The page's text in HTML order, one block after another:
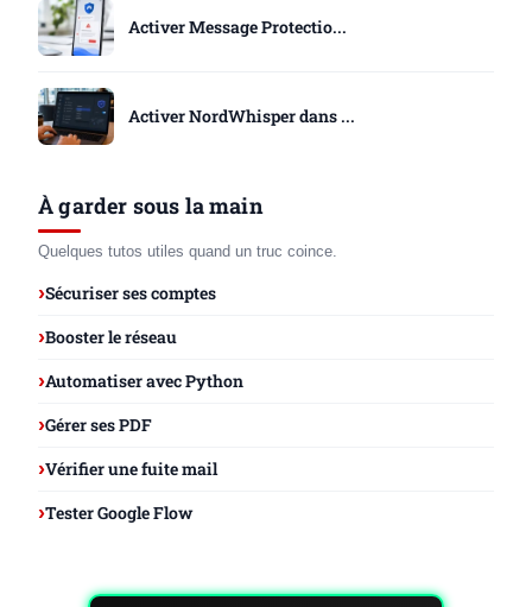
Activer Message Protectio...
Activer NordWhisper dans ...
À garder sous la main
Quelques tutos utiles quand un truc coince.
Sécuriser ses comptes
Booster le réseau
Automatiser avec Python
Gérer ses PDF
Vérifier une fuite mail
Tester Google Flow